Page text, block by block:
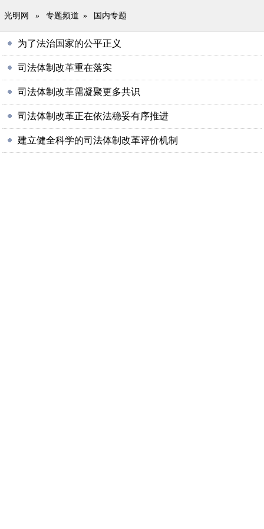
光明网 » 专题频道 » 国内专题
为了法治国家的公平正义
司法体制改革重在落实
司法体制改革需凝聚更多共识
司法体制改革正在依法稳妥有序推进
建立健全科学的司法体制改革评价机制